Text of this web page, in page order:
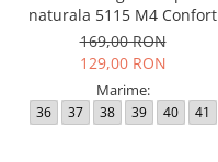
naturala 5115 M4 Confort
169,00 RON
129,00 RON
Marime:
36 37 38 39 40 41